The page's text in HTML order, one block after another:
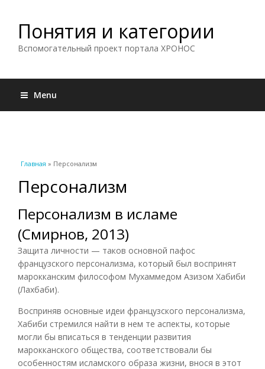
Понятия и категории
Вспомогательный проект портала ХРОНОС
Menu
Вы здесь
Главная » Персонализм
Персонализм
Персонализм в исламе
(Смирнов, 2013)
Защита личности — таков основной пафос
французского персонализма, который был воспринят
марокканским философом Мухаммедом Азизом Хабиби
(Лахбаби).
Восприняв основные идеи французского персонализма,
Хабиби стремился найти в нем те аспекты, которые
могли бы вписаться в тенденции развития
марокканского общества, соответствовали бы
особенностям исламского образа жизни, внося в этот